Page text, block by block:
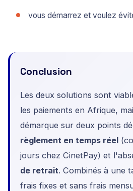
vous démarrez et voulez
Conclusion
Les deux solutions sont
les paiements en Afrique,
démarque sur deux points
règlement en temps réel
jours chez CinetPay) et
de retrait. Combinés à une
frais fixes et sans frais